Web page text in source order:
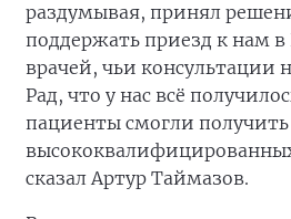
раздумывая, принял
поддержать приезд к нам в
врачей, чьи консультации
Рад, что у нас всё
пациенты смогли
сказал Артур Таймазов.